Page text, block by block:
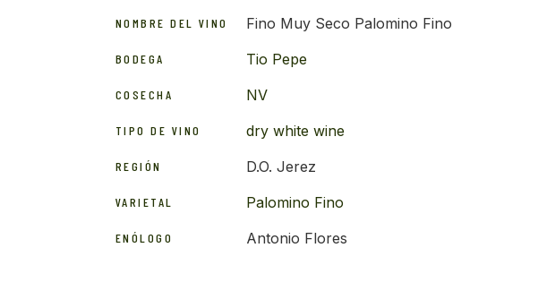
NOMBRE DEL VINO Fino Muy Seco Palomino Fino
BODEGA Tio Pepe
COSECHA NV
TIPO DE VINO dry white wine
REGIÓN D.O. Jerez
VARIETAL Palomino Fino
ENÓLOGO Antonio Flores